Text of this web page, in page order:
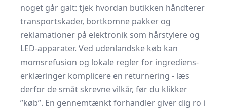
noget går galt: tjek hvordan butikken håndterer
transportskader, bortkomne pakker og
reklamationer på elektronik som hårstylere og
LED-apparater. Ved udenlandske køb kan
momsrefusion og lokale regler for ingrediens­
erklæringer komplicere en returnering - læs
derfor de småt skrevne vilkår, før du klikker
”køb”. En gennemtænkt forhandler giver dig ro i